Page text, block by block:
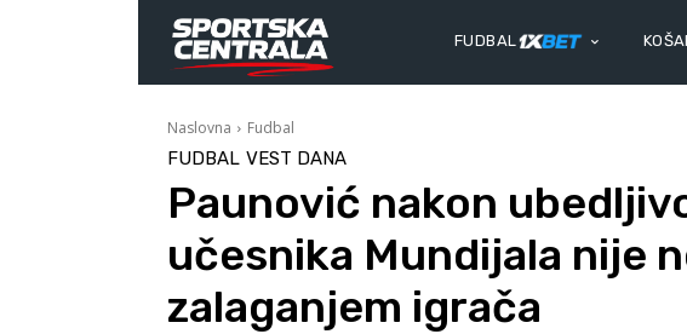
FUDBAL
Naslovna Fudbal
FUDBAL VEST DANA
Paunović nakon
učesnika Mundijala nije
zalaganjem igrača